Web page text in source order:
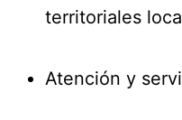
territoriales
Atención y